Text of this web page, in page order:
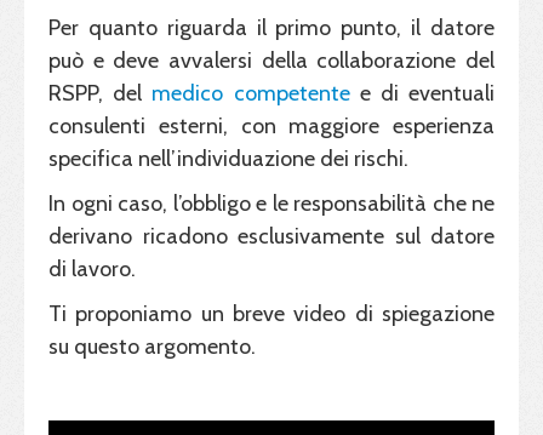
Per quanto riguarda il primo punto, il datore
può e deve avvalersi della collaborazione del
RSPP, del medico competentee di eventuali
consulenti esterni, con maggiore esperienza
specifica nell’individuazione dei rischi.
In ogni caso, l’obbligo e le responsabilità che ne
derivano ricadono esclusivamente sul datore
di lavoro.
Ti proponiamo un breve video di spiegazione
su questo argomento.